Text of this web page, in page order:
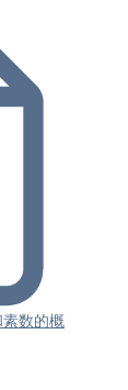
素数的概